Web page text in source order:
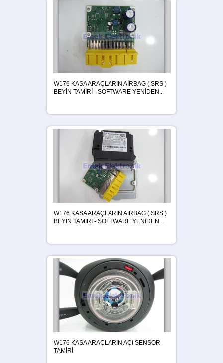
W176 KASA ARAÇLARIN AİRBAG ( SRS )
BEYİN TAMİRİ - SOFTWARE YENİDEN...
W176 KASA ARAÇLARIN AİRBAG ( SRS )
BEYİN TAMİRİ - SOFTWARE YENİDEN...
W176 KASA ARAÇLARIN AÇI SENSOR
TAMİRİ